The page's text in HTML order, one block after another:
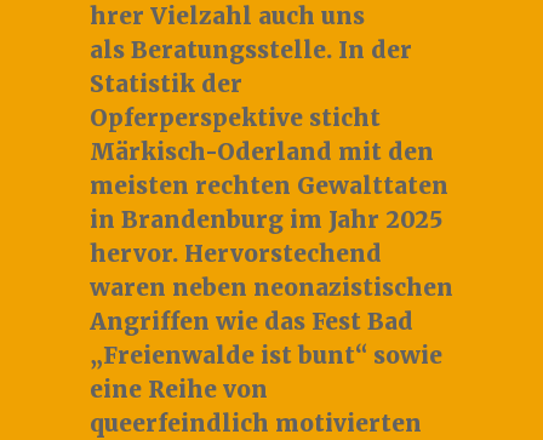
hrer Vielzahl auch uns
als Beratungsstelle. In der
Statistik der
Opferperspektive sticht
Märkisch-Oderland mit den
meisten rechten Gewalttaten
in Brandenburg im Jahr 2025
hervor. Hervorstechend
waren neben neonazistischen
Angriffen wie das Fest Bad
„Freienwalde ist bunt“ sowie
eine Reihe von
queerfeindlich motivierten